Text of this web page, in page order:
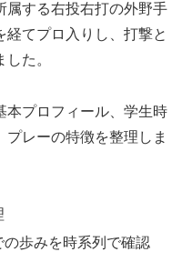
属する右投右打の外野手
てプロ入りし、打撃と
た。
本プロフィール、学生時
レーの特徴を整理しま
歩みを時系列で確認